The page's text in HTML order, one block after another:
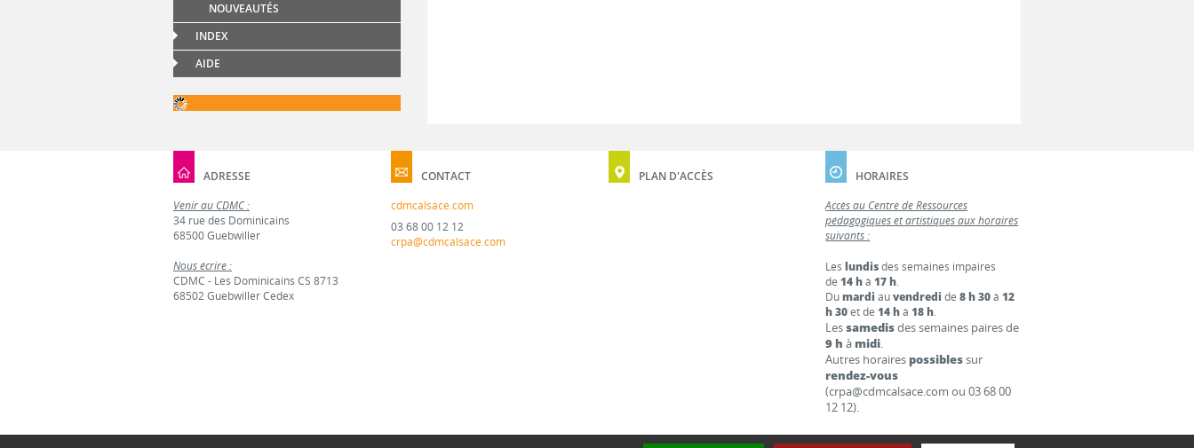
NOUVEAUTÉS
INDEX
AIDE
ADRESSE
Venir au CDMC :
34 rue des Dominicains
68500 Guebwiller
Nous écrire :
CDMC - Les Dominicains CS 8713
68502 Guebwiller Cedex
CONTACT
cdmcalsace.com
03 68 00 12 12
crpa@cdmcalsace.com
PLAN D'ACCÈS
HORAIRES
Accès au Centre de Ressources
pédagogiques et artistiques aux horaires
suivants :
Leslundisdes semaines impaires
de14 hà17 h.
Dumardi auvendredi de8 h 30à12
h 30et de14 hà18 h.
Lessamedisdes semaines paires de
9 h à midi.
Autres horaires possiblessur
rendez-vous
(crpa@cdmcalsace.com ou 03 68 00
12 12).